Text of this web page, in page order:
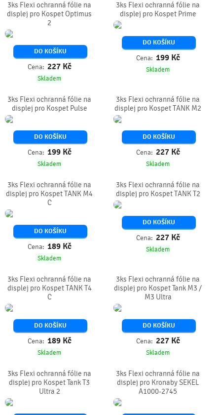
3ks Flexi ochranná fólie na
displej pro Kospet Optimus
2
DO KOŠÍKU
Cena: 227 Kč
Skladem
3ks Flexi ochranná fólie na
displej pro Kospet Prime
DO KOŠÍKU
Cena: 199 Kč
Skladem
3ks Flexi ochranná fólie na
displej pro Kospet Pulse
DO KOŠÍKU
Cena: 199 Kč
Skladem
3ks Flexi ochranná fólie na
displej pro Kospet TANK M2
DO KOŠÍKU
Cena: 227 Kč
Skladem
3ks Flexi ochranná fólie na
displej pro Kospet TANK M4
C
DO KOŠÍKU
Cena: 189 Kč
Skladem
3ks Flexi ochranná fólie na
displej pro Kospet TANK T2
DO KOŠÍKU
Cena: 227 Kč
Skladem
3ks Flexi ochranná fólie na
displej pro Kospet TANK T4
C
DO KOŠÍKU
Cena: 189 Kč
Skladem
3ks Flexi ochranná fólie na
displej pro Kospet Tank M3 /
M3 Ultra
DO KOŠÍKU
Cena: 227 Kč
Skladem
3ks Flexi ochranná fólie na
displej pro Kospet Tank T3
Ultra 2
3ks Flexi ochranná fólie na
displej pro Kronaby SEKEL
A1000-2745